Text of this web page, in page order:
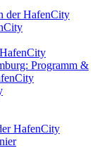
der HafenCity
Programm &
HafenCity